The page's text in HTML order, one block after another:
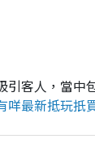
客人，當中
咩最新抵玩扺